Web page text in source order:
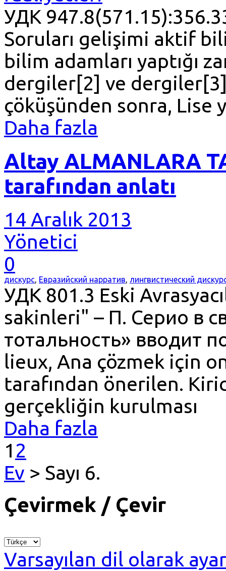
УДК
Soruları gelişimi aktif
bilim adamları yaptığı
dergiler[2] ve
çöküşünden sonra, Lise
Daha fazla
Altay ALMANLARA
tarafından anlatı
14 Aralık 2013
Yönetici
0
дискурс, Евразийский нарратив, лингвистический
УДК 801.3 Eski
sakinleri" – П. Серио в
тотальность» вводит
lieux, Ana çözmek için
tarafından önerilen.
gerçekliğin kurulması
Daha fazla
1 2
Ev > Sayı 6.
Çevirmek / Çevir
Varsayılan dil olarak